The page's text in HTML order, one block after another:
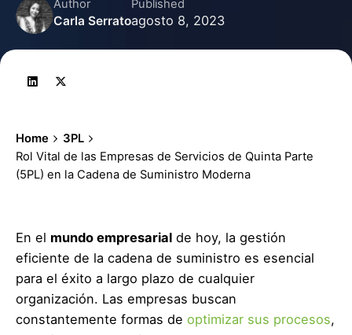
Author
Carla Serrato
Published
agosto 8, 2023
Home
3PL
Rol Vital de las Empresas de Servicios de Quinta Parte
(5PL) en la Cadena de Suministro Moderna
En el mundo empresarial de hoy, la gestión
eficiente de la cadena de suministro es esencial
para el éxito a largo plazo de cualquier
organización. Las empresas buscan
constantemente formas de optimizar sus procesos,